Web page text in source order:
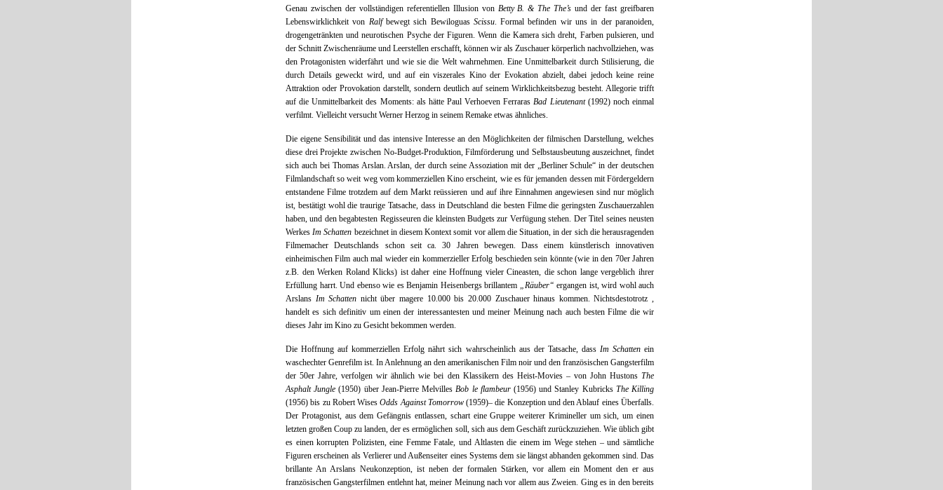
Genau zwischen der vollständigen referentiellen Illusion von Betty B. & The The’s und der fast greifbaren
Lebenswirklichkeit von Ralfbewegt sich Bewiloguas Scissu. Formal befinden wir uns in der paranoiden,
drogengetränkten und neurotischen Psyche der Figuren. Wenn die Kamera sich dreht, Farben pulsieren, und
der Schnitt Zwischenräume und Leerstellen erschafft, können wir als Zuschauer körperlich nachvollziehen, was
den Protagonisten widerfährt und wie sie die Welt wahrnehmen. Eine Unmittelbarkeit durch Stilisierung, die
durch Details geweckt wird, und auf ein viszerales Kino der Evokation abzielt, dabei jedoch keine reine
Attraktion oder Provokation darstellt, sondern deutlich auf seinem Wirklichkeitsbezug besteht. Allegorie trifft
auf die Unmittelbarkeit des Moments: als hätte Paul Verhoeven FerrarasBad Lieutenant(1992) noch einmal
verfilmt. Vielleicht versucht Werner Herzog in seinem Remake etwas ähnliches.
Die eigene Sensibilität und das intensive Interesse an den Möglichkeiten der filmischen Darstellung, welches
diese drei Projekte zwischen No-Budget-Produktion, Filmförderung und Selbstausbeutung auszeichnet, findet
sich auch bei Thomas Arslan. Arslan, der durch seine Assoziation mit der „Berliner Schule“ in der deutschen
Filmlandschaft so weit weg vom kommerziellen Kino erscheint, wie es für jemanden dessen mit Fördergeldern
entstandene Filme trotzdem auf dem Markt reüssieren und auf ihre Einnahmen angewiesen sind nur möglich
ist, bestätigt wohl die traurige Tatsache, dass in Deutschland die besten Filme die geringsten Zuschauerzahlen
haben, und den begabtesten Regisseuren die kleinsten Budgets zur Verfügung stehen. Der Titel seines neusten
WerkesIm Schatten bezeichnet in diesem Kontext somit vor allem die Situation, in der sich die herausragenden
Filmemacher Deutschlands schon seit ca. 30 Jahren bewegen. Dass einem künstlerisch innovativen
einheimischen Film auch mal wieder ein kommerzieller Erfolg beschieden sein könnte (wie in den 70er Jahren
z.B. den Werken Roland Klicks) ist daher eine Hoffnung vieler Cineasten, die schon lange vergeblich ihrer
Erfüllung harrt. Und ebenso wie es Benjamin Heisenbergs brillantem „Räuber“ ergangen ist, wird wohl auch
Arslans Im Schatten nicht über magere 10.000 bis 20.000 Zuschauer hinaus kommen. Nichtsdestotrotz ,
handelt es sich definitiv um einen der interessantesten und meiner Meinung nach auch besten Filme die wir
dieses Jahr im Kino zu Gesicht bekommen werden.
Die Hoffnung auf kommerziellen Erfolg nährt sich wahrscheinlich aus der Tatsache, dass Im Schattenein
waschechter Genrefilm ist. In Anlehnung an den amerikanischen Film noir und den französischen Gangsterfilm
der 50er Jahre, verfolgen wir ähnlich wie bei den Klassikern des Heist-Movies – von John Hustons The
Asphalt Jungle (1950) über Jean-Pierre Melvilles Bob le flambeur(1956) und Stanley Kubricks The Killing
(1956) bis zu Robert WisesOdds Against Tomorrow(1959)– die Konzeption und den Ablauf eines Überfalls.
Der Protagonist, aus dem Gefängnis entlassen, schart eine Gruppe weiterer Krimineller um sich, um einen
letzten großen Coup zu landen, der es ermöglichen soll, sich aus dem Geschäft zurückzuziehen. Wie üblich gibt
es einen korrupten Polizisten, eine Femme Fatale, und Altlasten die einem im Wege stehen – und sämtliche
Figuren erscheinen als Verlierer und Außenseiter eines Systems dem sie längst abhanden gekommen sind. Das
brillante An Arslans Neukonzeption, ist neben der formalen Stärken, vor allem ein Moment den er aus
französischen Gangsterfilmen entlehnt hat, meiner Meinung nach vor allem aus Zweien. Ging es in den bereits